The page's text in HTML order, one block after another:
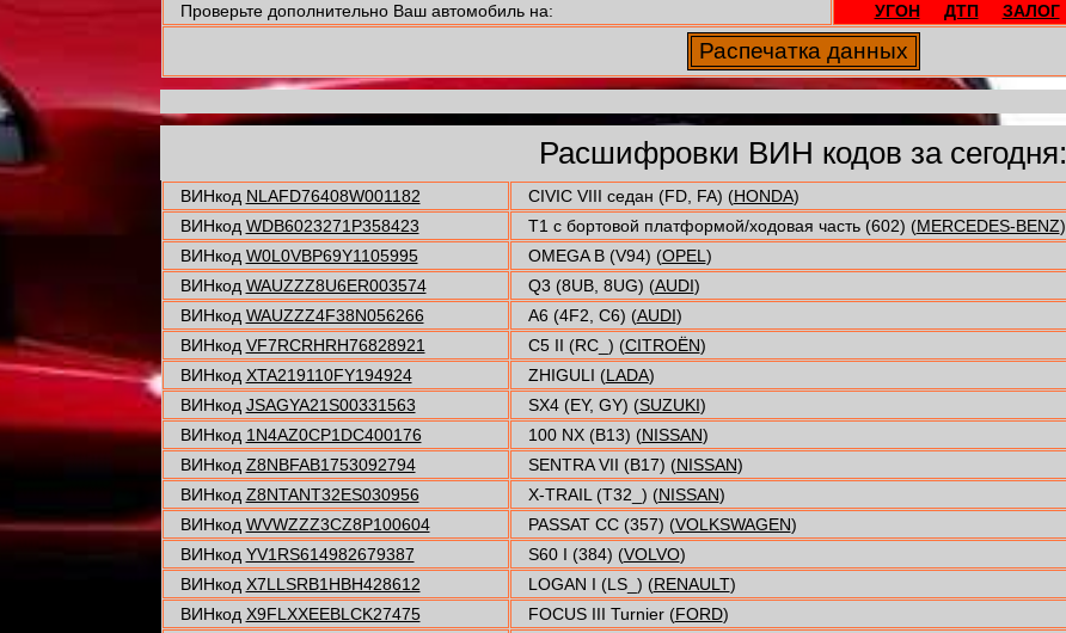
Проверьте дополнительно Ваш автомобиль на:
УГОН ДТП ЗАЛОГ
Расшифровки ВИН кодов за сегодня:
ВИНкод NLAFD76408W001182 CIVIC VIII седан (FD, FA) (HONDA)
ВИНкод WDB6023271P358423 T1 c бортовой платформой/ходовая часть (602) (MERCEDES-BENZ)
ВИНкод W0L0VBP69Y1105995 OMEGA B (V94) (OPEL)
ВИНкод WAUZZZ8U6ER003574 Q3 (8UB, 8UG) (AUDI)
ВИНкод WAUZZZ4F38N056266 A6 (4F2, C6) (AUDI)
ВИНкод VF7RCRHRH76828921 C5 II (RC_) (CITROËN)
ВИНкод XTA219110FY194924 ZHIGULI (LADA)
ВИНкод JSAGYA21S00331563 SX4 (EY, GY) (SUZUKI)
ВИНкод 1N4AZ0CP1DC400176 100 NX (B13) (NISSAN)
ВИНкод Z8NBFAB1753092794 SENTRA VII (B17) (NISSAN)
ВИНкод Z8NTANT32ES030956 X-TRAIL (T32_) (NISSAN)
ВИНкод WVWZZZ3CZ8P100604 PASSAT CC (357) (VOLKSWAGEN)
ВИНкод YV1RS614982679387 S60 I (384) (VOLVO)
ВИНкод X7LLSRB1HBH428612 LOGAN I (LS_) (RENAULT)
ВИНкод X9FLXXEEBLCK27475 FOCUS III Turnier (FORD)